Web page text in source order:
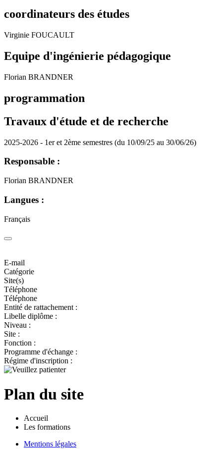
coordinateurs des études
Virginie FOUCAULT
Equipe d'ingénierie pédagogique
Florian BRANDNER
programmation
Travaux d'étude et de recherche
2025-2026 - 1er et 2ème semestres (du 10/09/25 au 30/06/26)
Responsable :
Florian BRANDNER
Langues :
Français
E-mail
Catégorie
Site(s)
Téléphone
Téléphone
Entité de rattachement :
Libelle diplôme :
Niveau :
Site :
Fonction :
Programme d'échange :
Régime d'inscription :
Plan du site
Accueil
Les formations
Mentions légales